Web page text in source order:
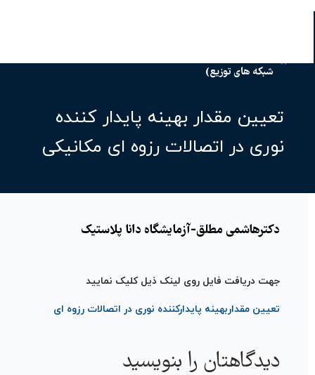
شبکه های توزیع)
تعیین مقدار بهینه پایدار کننده
نوری در اتصالات رزوه ای مکانیکی
دکترهاشمی مطلق-آزمایشگاه دانا پلاستیک
جهت دریافت فایل روی لینک ذیل کلیک نمایید
تعیین مقداربهینه پایدارکننده نوری در اتصالات رزوه ای
دیدگاهتان را بنویسید